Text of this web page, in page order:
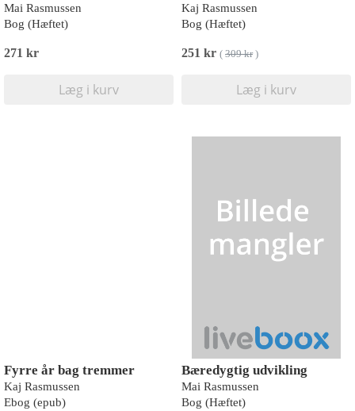
Mai Rasmussen
Bog (Hæftet)
271 kr
Læg i kurv
Kaj Rasmussen
Bog (Hæftet)
251 kr ( 309 kr)
Læg i kurv
Fyrre år bag tremmer
Kaj Rasmussen
Ebog (epub)
Bæredygtig udvikling
Mai Rasmussen
Bog (Hæftet)